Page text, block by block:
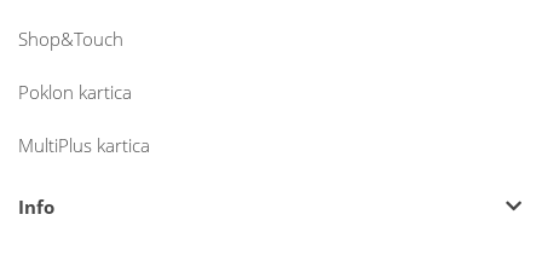
Shop&Touch
Poklon kartica
MultiPlus kartica
Info